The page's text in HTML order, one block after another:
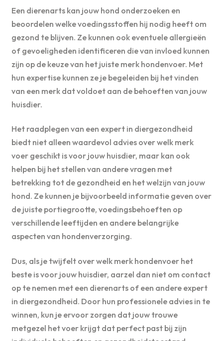
Een dierenarts kan jouw hond onderzoeken en
beoordelen welke voedingsstoffen hij nodig heeft om
gezond te blijven. Ze kunnen ook eventuele allergieën
of gevoeligheden identificeren die van invloed kunnen
zijn op de keuze van het juiste merk hondenvoer. Met
hun expertise kunnen ze je begeleiden bij het vinden
van een merk dat voldoet aan de behoeften van jouw
huisdier.
Het raadplegen van een expert in diergezondheid
biedt niet alleen waardevol advies over welk merk
voer geschikt is voor jouw huisdier, maar kan ook
helpen bij het stellen van andere vragen met
betrekking tot de gezondheid en het welzijn van jouw
hond. Ze kunnen je bijvoorbeeld informatie geven over
de juiste portiegrootte, voedingsbehoeften op
verschillende leeftijden en andere belangrijke
aspecten van hondenverzorging.
Dus, als je twijfelt over welk merk hondenvoer het
beste is voor jouw huisdier, aarzel dan niet om contact
op te nemen met een dierenarts of een andere expert
in diergezondheid. Door hun professionele advies in te
winnen, kun je ervoor zorgen dat jouw trouwe
metgezel het voer krijgt dat perfect past bij zijn